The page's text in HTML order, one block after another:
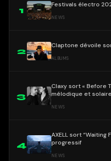
1
Festivals électro
NEWS
2
Claptone dévoile
ALBUMS
3
Claxy sort « Before
mélodique et
NEWS
4
AXELL sort
progressif
NEWS